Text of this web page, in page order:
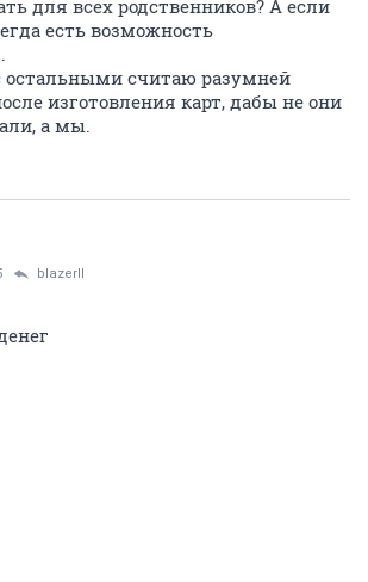
для всех родственников? А если
есть возможность
считаю разумней
изготовления карт, дабы не они
а мы.
blazerII